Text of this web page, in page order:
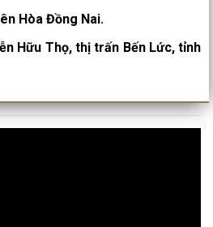
Hòa Đồng Nai.
Hữu Thọ, thị trấn Bến Lức, tỉnh